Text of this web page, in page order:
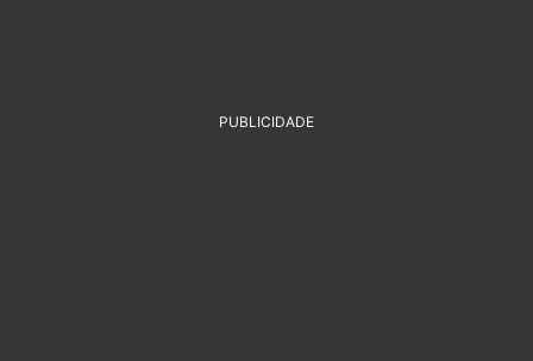
PUBLICIDADE